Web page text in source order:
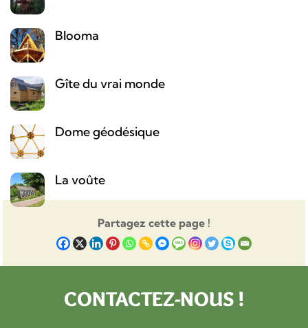
Blooma
Gîte du vrai monde
Dome géodésique
La voûte
Partagez cette page !
CONTACTEZ-NOUS !